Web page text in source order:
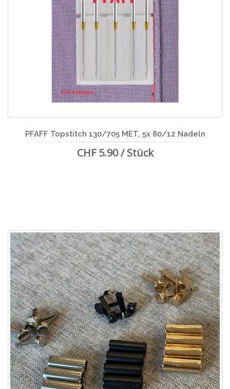
PFAFF Topstitch 130/705 MET, 5x 80/12 Nadeln
CHF 5.90 / Stück